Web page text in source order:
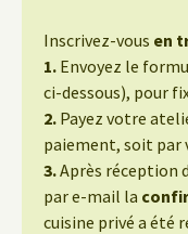
Inscrivez-vous en
1. Envoyez le
ci-dessous), pour
2. Payez votre
paiement, soit par
3.Après réception
par e-mail la
cuisine privé a été